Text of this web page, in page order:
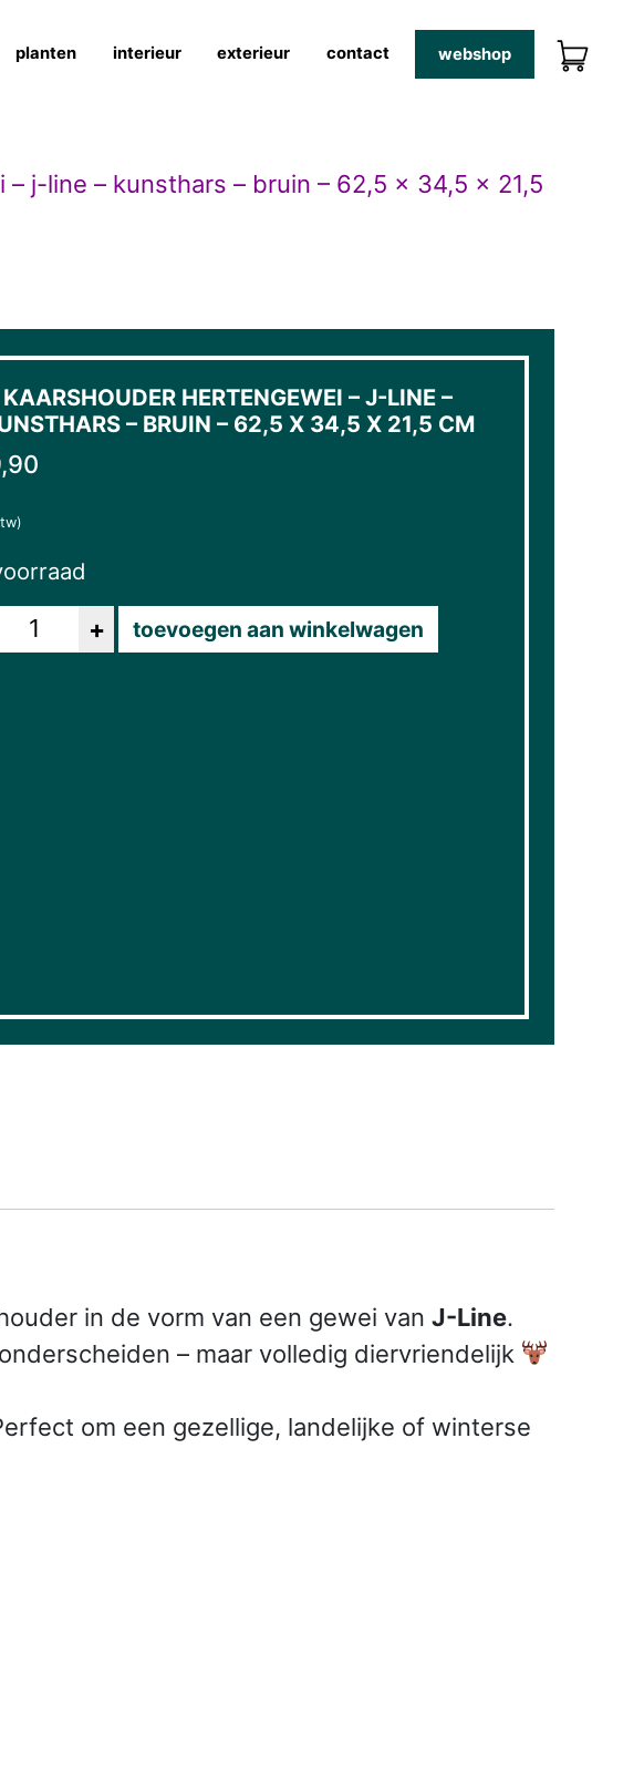
planten interieur exterieur contact webshop
j-line – kunsthars – bruin – 62,5 x 34,5 x 21,5
KAARSHOUDER HERTENGEWEI – J-LINE –
– BRUIN – 62,5 X 34,5 X 21,5 CM
toevoegen aan winkelwagen
in de vorm van een gewei van J-Line.
– maar volledig diervriendelijk
om een gezellige, landelijke of winterse